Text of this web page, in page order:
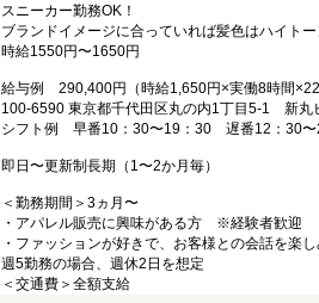
スニーカー勤務OK！
ブランドイメージに合っていれば髪色はハイト
時給1550円〜1650円
給与例 290,400円（時給1,650円×実働8時間
100-6590 東京都千代田区丸の内1丁目5-1 新丸
シフト例 早番10：30〜19：30 遅番12：30
即日〜更新制長期（1〜2か月毎）
＜勤務期間＞3ヵ月〜
・アパレル販売に興味がある方 ※経験者歓迎
・ファッションが好きで、お客様との会話を楽
週5勤務の場合、週休2日を想定
＜交通費＞全額支給